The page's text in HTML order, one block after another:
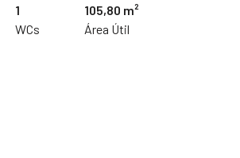
1
WCs
105,80 m²
Área Útil